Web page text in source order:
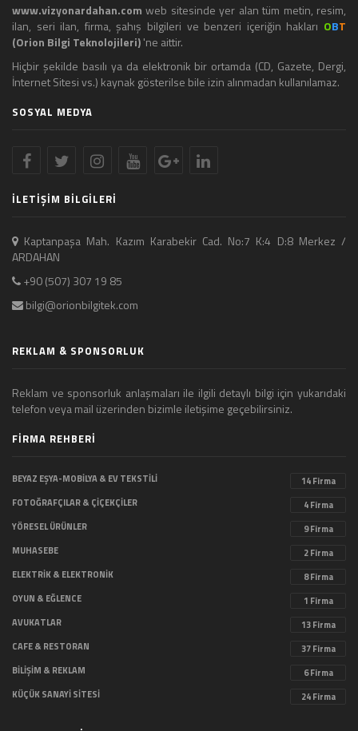
www.vizyonardahan.com web sitesinde yer alan tüm metin, resim,
ilan, seri ilan, firma, şahış bilgileri ve benzeri içeriğin hakları OBT
(Orion Bilgi Teknolojileri)'ne aittir.
Hiçbir şekilde basılı ya da elektronik bir ortamda (CD, Gazete, Dergi,
İnternet Sitesi vs.) kaynak gösterilse bile izin alınmadan kullanılamaz.
SOSYAL MEDYA
İLETİŞİM BİLGİLERİ
Kaptanpaşa Mah. Kazım Karabekir Cad. No:7 K:4 D:8 Merkez /
ARDAHAN
+90 (507) 307 19 85
bilgi@orionbilgitek.com
REKLAM & SPONSORLUK
Reklam ve sponsorluk anlaşmaları ile ilgili detaylı bilgi için yukarıdaki
telefon veya mail üzerinden bizimle iletişime geçebilirsiniz.
FİRMA REHBERİ
BEYAZ EŞYA-MOBİLYA & EV TEKSTİLİ
14 Firma
FOTOĞRAFÇILAR & ÇİÇEKÇİLER
4 Firma
YÖRESEL ÜRÜNLER
9 Firma
MUHASEBE
2 Firma
ELEKTRİK & ELEKTRONİK
8 Firma
OYUN & EĞLENCE
1 Firma
AVUKATLAR
13 Firma
CAFE & RESTORAN
37 Firma
BİLİŞİM & REKLAM
6 Firma
KÜÇÜK SANAYİ SİTESİ
24 Firma